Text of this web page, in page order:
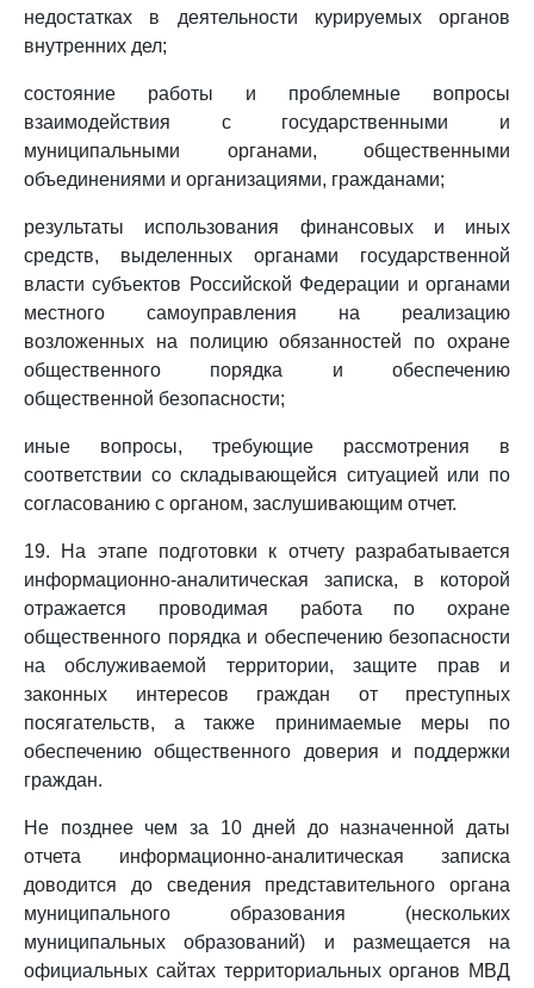
недостатках в деятельности курируемых органов
внутренних дел;
состояние работы и проблемные вопросы
взаимодействия с государственными и
муниципальными органами, общественными
объединениями и организациями, гражданами;
результаты использования финансовых и иных
средств, выделенных органами государственной
власти субъектов Российской Федерации и органами
местного самоуправления на реализацию
возложенных на полицию обязанностей по охране
общественного порядка и обеспечению
общественной безопасности;
иные вопросы, требующие рассмотрения в
соответствии со складывающейся ситуацией или по
согласованию с органом, заслушивающим отчет.
19. На этапе подготовки к отчету разрабатывается
информационно-аналитическая записка, в которой
отражается проводимая работа по охране
общественного порядка и обеспечению безопасности
на обслуживаемой территории, защите прав и
законных интересов граждан от преступных
посягательств, а также принимаемые меры по
обеспечению общественного доверия и поддержки
граждан.
Не позднее чем за 10 дней до назначенной даты
отчета информационно-аналитическая записка
доводится до сведения представительного органа
муниципального образования (нескольких
муниципальных образований) и размещается на
официальных сайтах территориальных органов МВД